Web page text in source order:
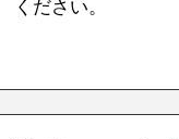
ください。